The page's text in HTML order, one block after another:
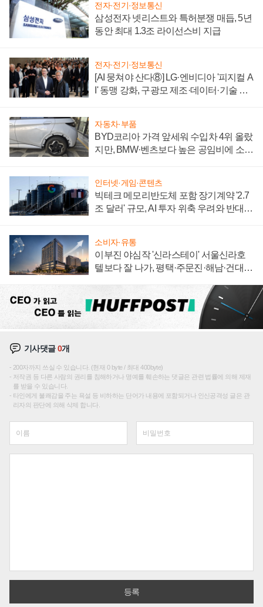
전자·전기·정보통신
삼성전자 넷리스트와 특허분쟁 매듭, 5년
동안 최대 1.3조 라이선스비 지급
전자·전기·정보통신
[AI 뭉쳐야 산다⑧] LG·엔비디아 '피지컬 A
I' 동맹 강화, 구광모 제조·데이터·기술 결
자동차·부품
BYD코리아 가격 앞세워 수입차 4위 올랐
지만, BMW·벤츠보다 높은 공임비에 소비
인터넷·게임·콘텐츠
빅테크 메모리반도체 포함 장기계약 '2.7
조 달러' 규모, AI 투자 위축 우려와 반대
소비자·유통
이부진 야심작 '신라스테이' 서울신라호
텔보다 잘 나가, 평택·주문진·해남·건대로
기사댓글0개
200자까지 쓰실 수 있습니다. (현재 0 byte / 최대 400byte)
저작권 등 다른 사람의 권리를 침해하거나 명예를 훼손하는 댓글은 관련 법률에 의해 제재
를 받을 수 있습니다.
타인에게 불쾌감을 주는 욕설 등 비하하는 단어가 내용에 포함되거나 인신공격성 글은 관
리자의 판단에 의해 삭제 합니다.